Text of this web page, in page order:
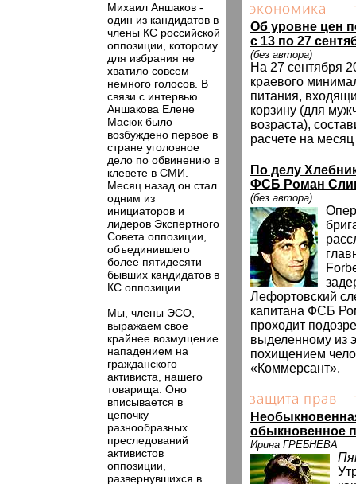
Михаил Аншаков -
один из кандидатов в
члены КС российской
оппозиции, которому
для избрания не
хватило совсем
немного голосов. В
связи с интервью
Аншакова Елене
Масюк было
возбуждено первое в
стране уголовное
дело по обвинению в
клевете в СМИ.
Месяц назад он стал
одним из
инициаторов и
лидеров Экспертного
Совета оппозиции,
объединившего
более пятидесяти
бывших кандидатов в
КС оппозиции.
Мы, члены ЭСО,
выражаем свое
крайнее возмущение
нападением на
гражданского
активиста, нашего
товарища. Оно
вписывается в
цепочку
разнообразных
преследований
активистов
оппозиции,
развернувшихся в
Об уровне цен
с 13 по 27
(без автора)
На 27 сентября
краевого
питания,
корзину (для
возраста),
расчете на
По делу
ФСБ Роман
(без автора)
Лефортовский
капитана ФСБ
проходит
выделенному из
похищением
«Коммерсант».
обыкновенное
Ирина ГРЕБНЕВА